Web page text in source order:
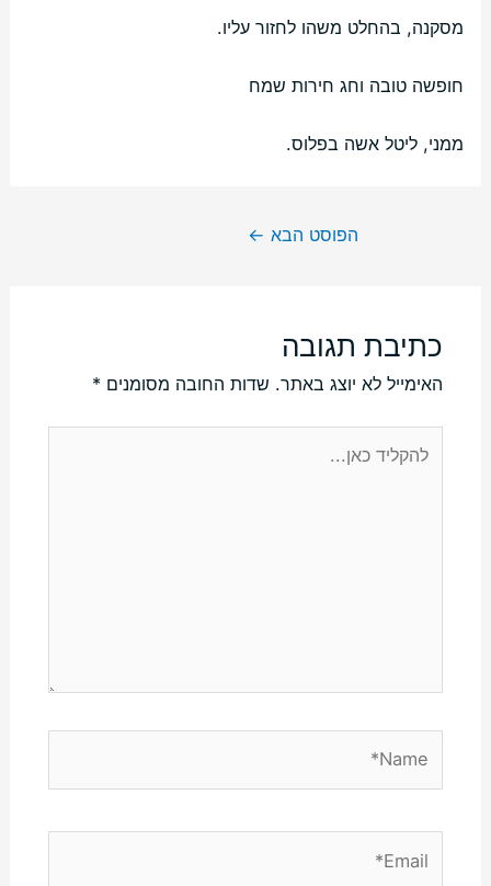
מסקנה, בהחלט משהו לחזור עליו.
חופשה טובה וחג חירות שמח
ממני, ליטל אשה בפלוס.
הפוסט הבא ←
כתיבת תגובה
האימייל לא יוצג באתר. שדות החובה מסומנים *
כאן...